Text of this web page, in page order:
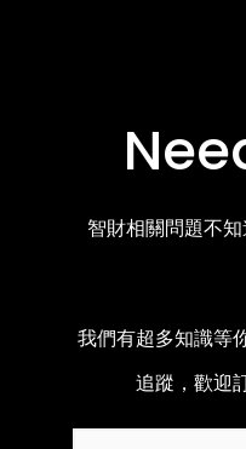
智財相關問題不
我們有超多知識等
追蹤，歡迎